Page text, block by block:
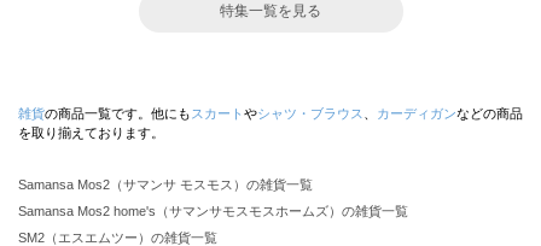
特集一覧を見る
雑貨の商品一覧です。他にも スカート やシャツ・ブラウス カーディガンなどの商品
を取り揃えております。
Samansa Mos2（サマンサ モスモス）の雑貨一覧
Samansa Mos2 home's（サマンサモスモスホームズ）の雑貨一覧
SM2（エスエムツー）の雑貨一覧